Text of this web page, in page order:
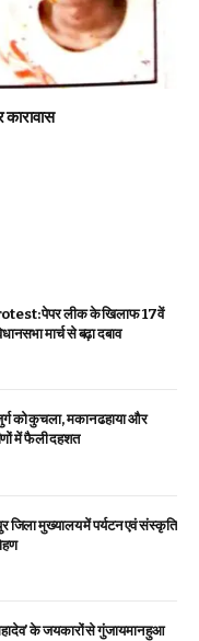
पेपर लीक के खिलाफ 17वें
मार्च से बढ़ा दबाव
को कुचला, मकान ढहाया और
में फैली दहशत
मुख्यालय में पर्यटन एवं संस्कृति
के जयकारों से गुंजायमान हुआ